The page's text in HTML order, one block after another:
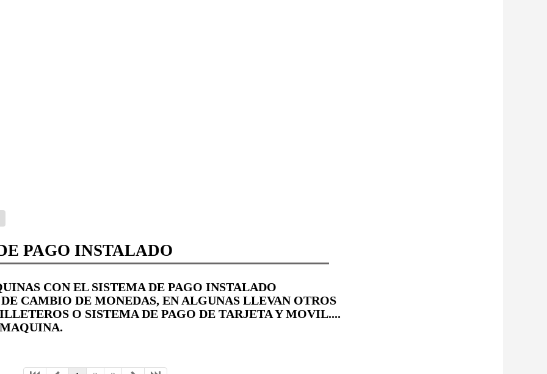
PAGO INSTALADO
CON EL SISTEMA DE PAGO INSTALADO
CAMBIO DE MONEDAS, EN ALGUNAS LLEVAN OTROS
O SISTEMA DE PAGO DE TARJETA Y MOVIL....